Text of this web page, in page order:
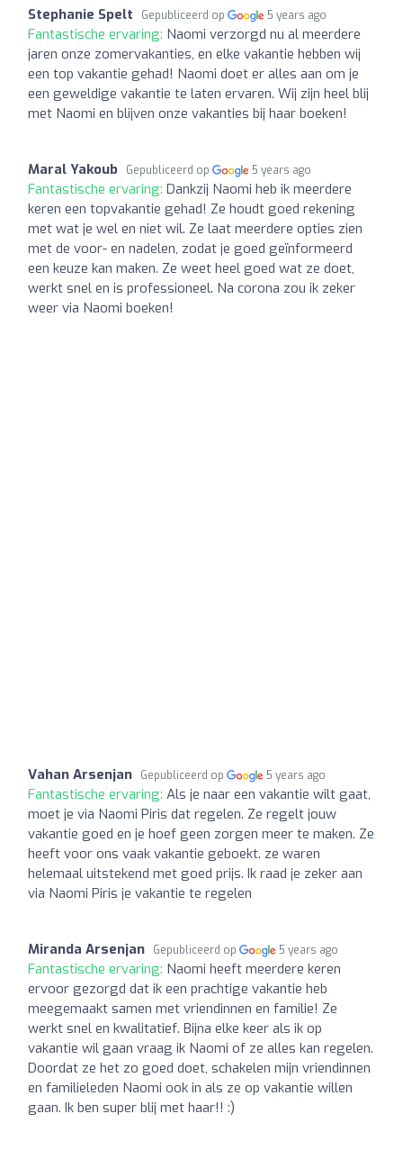
Stephanie Spelt Gepubliceerd op 5 years ago
Fantastische ervaring: Naomi verzorgd nu al meerdere
jaren onze zomervakanties, en elke vakantie hebben wij
een top vakantie gehad! Naomi doet er alles aan om je
een geweldige vakantie te laten ervaren. Wij zijn heel blij
met Naomi en blijven onze vakanties bij haar boeken!
Maral Yakoub Gepubliceerd op 5 years ago
Fantastische ervaring: Dankzij Naomi heb ik meerdere
keren een topvakantie gehad! Ze houdt goed rekening
met wat je wel en niet wil. Ze laat meerdere opties zien
met de voor- en nadelen, zodat je goed geïnformeerd
een keuze kan maken. Ze weet heel goed wat ze doet,
werkt snel en is professioneel. Na corona zou ik zeker
weer via Naomi boeken!
Vahan Arsenjan Gepubliceerd op 5 years ago
Fantastische ervaring: Als je naar een vakantie wilt gaat,
moet je via Naomi Piris dat regelen. Ze regelt jouw
vakantie goed en je hoef geen zorgen meer te maken. Ze
heeft voor ons vaak vakantie geboekt. ze waren
helemaal uitstekend met goed prijs. Ik raad je zeker aan
via Naomi Piris je vakantie te regelen
Miranda Arsenjan Gepubliceerd op 5 years ago
Fantastische ervaring: Naomi heeft meerdere keren
ervoor gezorgd dat ik een prachtige vakantie heb
meegemaakt samen met vriendinnen en familie! Ze
werkt snel en kwalitatief. Bijna elke keer als ik op
vakantie wil gaan vraag ik Naomi of ze alles kan regelen.
Doordat ze het zo goed doet, schakelen mijn vriendinnen
en familieleden Naomi ook in als ze op vakantie willen
gaan. Ik ben super blij met haar!! :)